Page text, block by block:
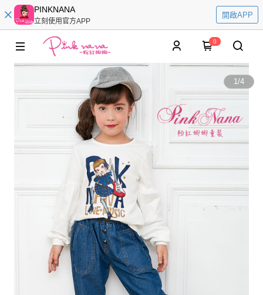
PINKNANA
立刻使用官方APP
開啟APP
0
1/4